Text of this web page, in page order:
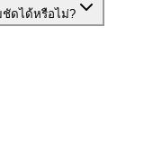
ชัดได้หรือไม่?